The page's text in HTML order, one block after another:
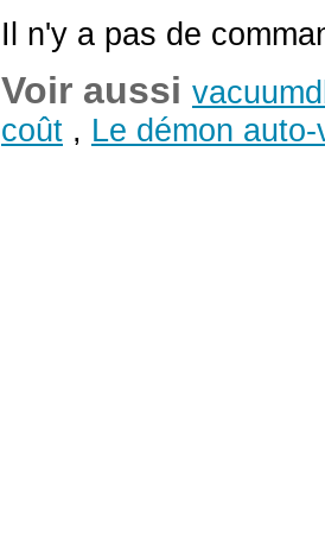
Il n'y a pas de
Voir aussi
coût , Le démon